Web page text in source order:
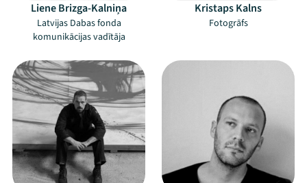
Liene Brizga-Kalniņa
Latvijas Dabas fonda
komunikācijas vadītāja
Kristaps Kalns
Fotogrāfs